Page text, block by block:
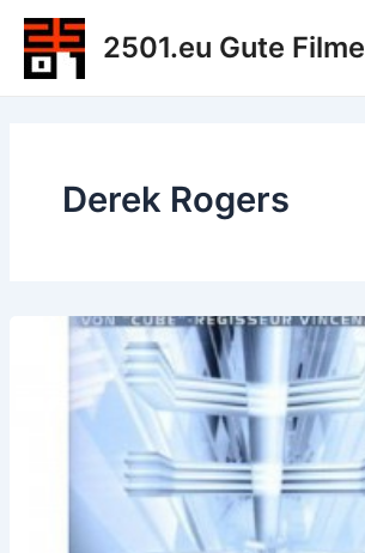
Zum
Inhalt
springen
2501.eu Gute Filme
Derek Rogers